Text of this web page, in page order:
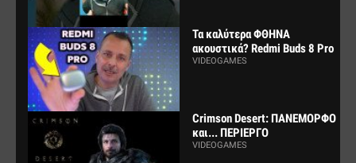
Τα καλύτερα ΦΘΗΝΑ
ακουστικά? Redmi Buds 8 Pro
VIDEOGAMES
Crimson Desert: ΠΑΝΕΜΟΡΦΟ
και... ΠΕΡΙΕΡΓΟ
VIDEOGAMES